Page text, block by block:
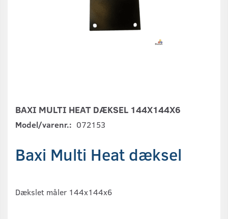
BAXI MULTI HEAT DÆKSEL 144X144X6
Model/varenr.: 072153
Baxi Multi Heat dæksel
Dækslet måler 144x144x6